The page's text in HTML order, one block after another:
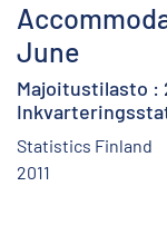
June
Majoitustilasto :
Statistics Finland
2011